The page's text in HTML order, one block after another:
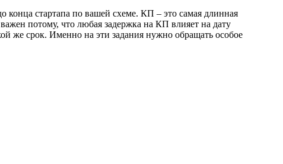
конца стартапа по вашей схеме. КП – это самая длинная
потому, что любая задержка на КП влияет на дату
же срок. Именно на эти задания нужно обращать особое